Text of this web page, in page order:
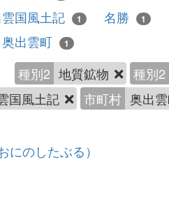
国風土記 1 名勝 1
奥出雲町 1
種別2 地質鉱物
種別2
国風土記 市町村 奥出
にのしたぶる）